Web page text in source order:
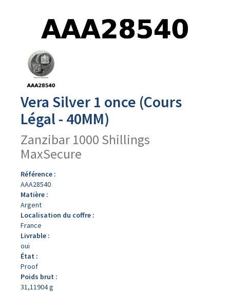
produit
Vera Silver 1 once (Cours
Légal - 40MM)
Zanzibar 1000 Shillings
MaxSecure
Référence :
AAA28540
Matière :
Argent
Localisation du coffre :
France
Livrable :
oui
État :
Proof
Poids brut :
31,11904 g